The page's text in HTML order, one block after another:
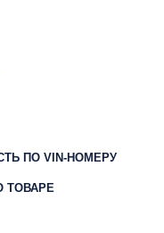
ПО VIN-НОМЕРУ
ТОВАРЕ